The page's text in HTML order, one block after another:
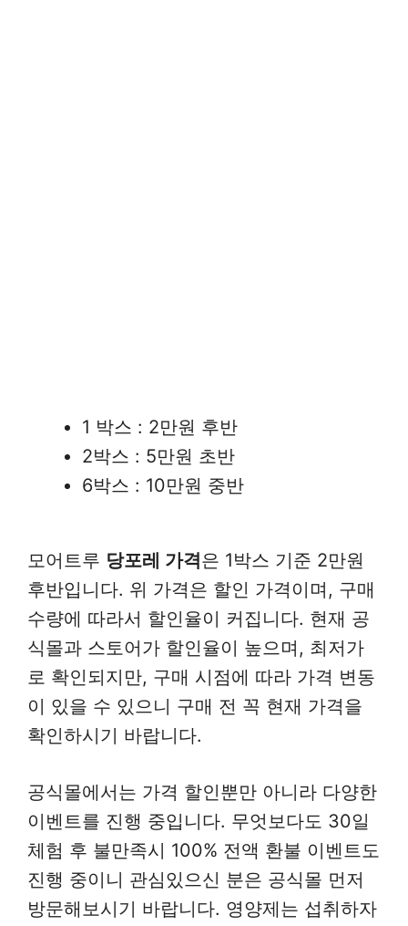
1 박스 : 2만원 후반
2박스 : 5만원 초반
6박스 : 10만원 중반
모어트루 당포레 가격은 1박스 기준 2만원
후반입니다. 위 가격은 할인 가격이며, 구매
수량에 따라서 할인율이 커집니다. 현재 공
식몰과 스토어가 할인율이 높으며, 최저가
로 확인되지만, 구매 시점에 따라 가격 변동
이 있을 수 있으니 구매 전 꼭 현재 가격을
확인하시기 바랍니다.
공식몰에서는 가격 할인뿐만 아니라 다양한
이벤트를 진행 중입니다. 무엇보다도 30일
체험 후 불만족시 100% 전액 환불 이벤트도
진행 중이니 관심있으신 분은 공식몰 먼저
방문해보시기 바랍니다. 영양제는 섭취하자